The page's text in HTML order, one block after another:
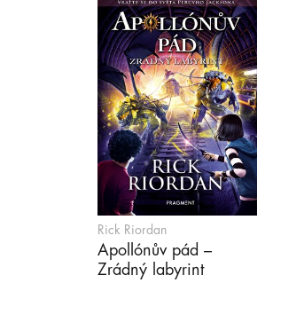
Rick Riordan
Apollónův pád –
Zrádný labyrint